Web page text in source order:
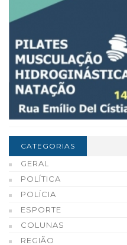
CATEGORIAS
GERAL
POLÍTICA
POLÍCIA
ESPORTE
COLUNAS
REGIÃO